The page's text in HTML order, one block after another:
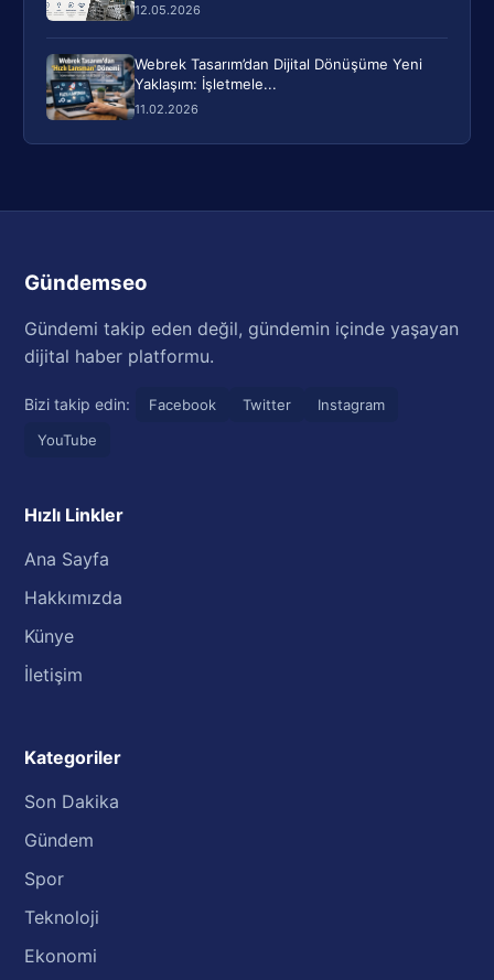
12.05.2026
Webrek Tasarım’dan Dijital Dönüşüme Yeni
Yaklaşım: İşletmele...
11.02.2026
Gündemseo
Gündemi takip eden değil, gündemin içinde yaşayan
dijital haber platformu.
Bizi takip edin: Facebook Twitter
Instagram
YouTube
Hızlı Linkler
Ana Sayfa
Hakkımızda
Künye
İletişim
Kategoriler
Son Dakika
Gündem
Spor
Teknoloji
Ekonomi